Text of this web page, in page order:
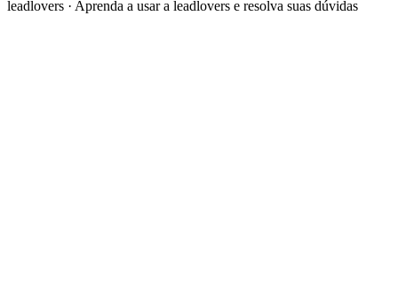
leadlovers · Aprenda a usar a leadlovers e resolva suas dúvidas